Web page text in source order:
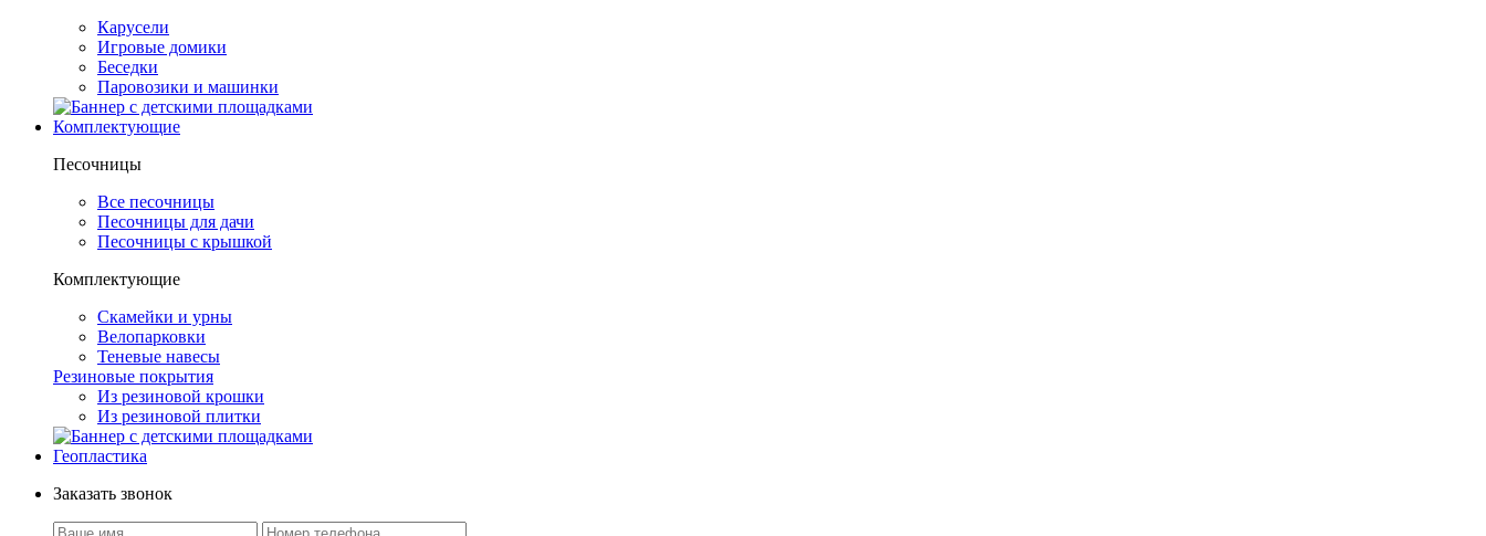
Карусели
Игровые домики
Беседки
Паровозики и машинки
Комплектующие
Песочницы
Все песочницы
Песочницы для дачи
Песочницы с крышкой
Комплектующие
Скамейки и урны
Велопарковки
Теневые навесы
Резиновые покрытия
Из резиновой крошки
Из резиновой плитки
Геопластика
Заказать звонок